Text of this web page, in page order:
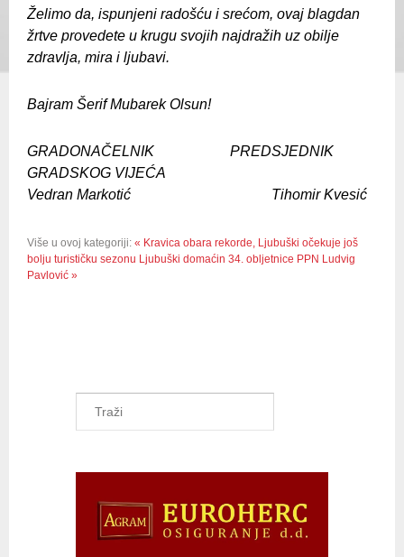
Želimo da, ispunjeni radošću i srećom, ovaj blagdan
žrtve provedete u krugu svojih najdražih uz obilje
zdravlja, mira i ljubavi.
Bajram Šerif Mubarek Olsun!
GRADONAČELNIK PREDSJEDNIK
GRADSKOG VIJEĆA
Vedran Markotić Tihomir Kvesić
Više u ovoj kategoriji: « Kravica obara rekorde, Ljubuški očekuje još
bolju turističku sezonu Ljubuški domaćin 34. obljetnice PPN Ludvig
Pavlović »